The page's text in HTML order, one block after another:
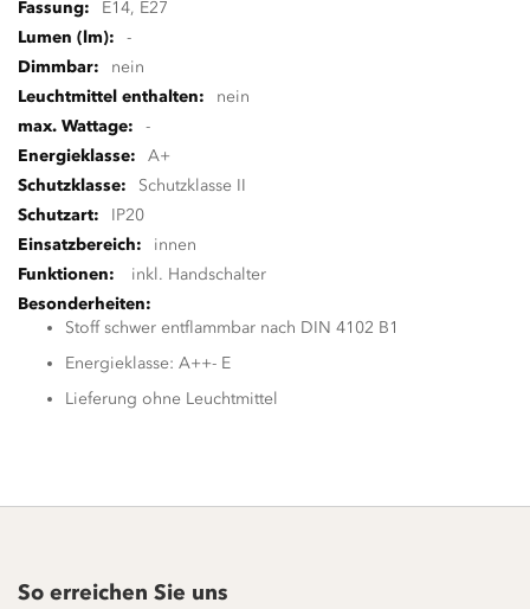
E14, E27
-
nein
nein
-
A+
Schutzklasse II
IP20
innen
inkl. Handschalter
Stoff schwer entflammbar nach DIN 4102 B1
Energieklasse: A++- E
Lieferung ohne Leuchtmittel
So erreichen Sie uns